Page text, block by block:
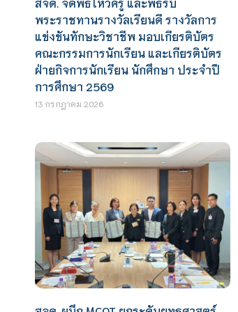
พระราชทานรางวัลเรียนดี รางวัลการ
แข่งขันทักษะวิชาชีพ มอบเกียรติบัตร
คณะกรรมการนักเรียน และเกียรติบัตร
ฝ่ายกิจการนักเรียน นักศึกษา ประจำปี
การศึกษา 2569
13 กรกฎาคม 2026